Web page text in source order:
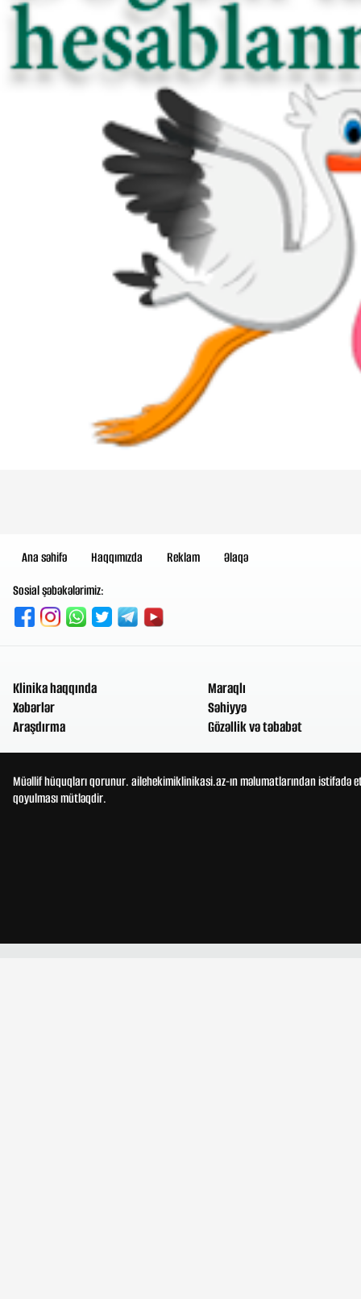
Ana səhifə Haqqımızda Reklam
Əlaqə
Sosial şəbəkələrimiz:
Klinika haqqında
Xəbərlər
Araşdırma
Maraqlı
Səhiyyə
Gözəllik və təbabət
Müəllif hüquqları qorunur. ailehekimiklinikasi.az-ın məlumatlarından
qoyulması mütləqdir.